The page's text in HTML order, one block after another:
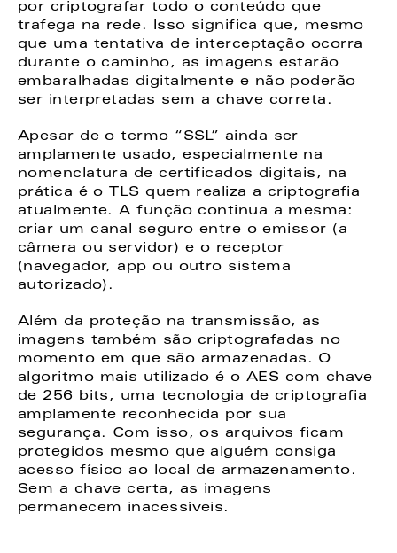
por criptografar todo o conteúdo que
trafega na rede. Isso significa que, mesmo
que uma tentativa de interceptação ocorra
durante o caminho, as imagens estarão
embaralhadas digitalmente e não poderão
ser interpretadas sem a chave correta.
Apesar de o termo “SSL” ainda ser
amplamente usado, especialmente na
nomenclatura de certificados digitais, na
prática é o TLS quem realiza a criptografia
atualmente. A função continua a mesma:
criar um canal seguro entre o emissor (a
câmera ou servidor) e o receptor
(navegador, app ou outro sistema
autorizado).
Além da proteção na transmissão, as
imagens também são criptografadas no
momento em que são armazenadas. O
algoritmo mais utilizado é o AES com chave
de 256 bits, uma tecnologia de criptografia
amplamente reconhecida por sua
segurança. Com isso, os arquivos ficam
protegidos mesmo que alguém consiga
acesso físico ao local de armazenamento.
Sem a chave certa, as imagens
permanecem inacessíveis.